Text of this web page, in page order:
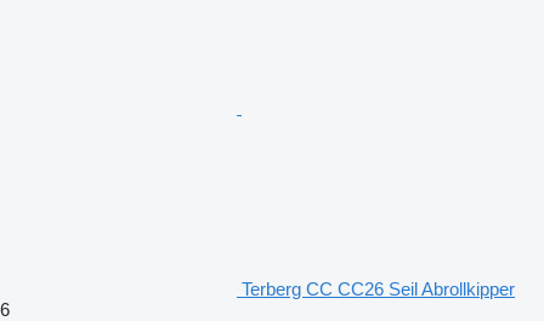
Terberg CC CC26 Seil Abrollkipper
6